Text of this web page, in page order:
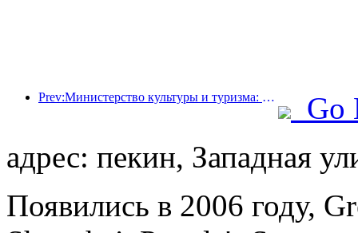
Prev:Министерство культуры и туризма: уделяет особое внимание как спросу, так и предложению для регулирования культурной и туристической потребительской деятельности и путешествий.
Go
адрес: пекин, Западная
Появились в 2006 году,